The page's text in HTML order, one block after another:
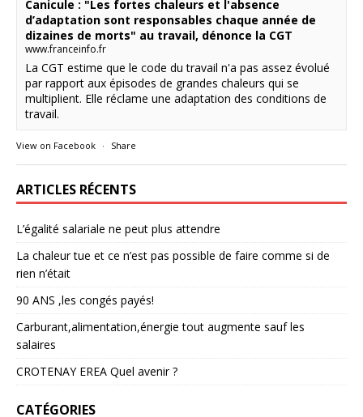
Canicule : "Les fortes chaleurs et l'absence
d’adaptation sont responsables chaque année de
dizaines de morts" au travail, dénonce la CGT
www.franceinfo.fr
La CGT estime que le code du travail n'a pas assez évolué
par rapport aux épisodes de grandes chaleurs qui se
multiplient. Elle réclame une adaptation des conditions de
travail.
View on Facebook · Share
ARTICLES RÉCENTS
L’égalité salariale ne peut plus attendre
La chaleur tue et ce n’est pas possible de faire comme si de
rien n’était
90 ANS ,les congés payés!
Carburant,alimentation,énergie tout augmente sauf les
salaires
CROTENAY EREA Quel avenir ?
CATÉGORIES